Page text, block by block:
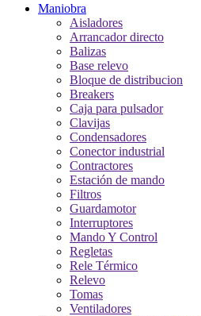
Maniobra
Aisladores
Arrancador directo
Balizas
Base relevo
Bloque de distribucion
Breakers
Caja para pulsador
Clavijas
Condensadores
Conector industrial
Contractores
Estación de mando
Filtros
Guardamotor
Interruptores
Mando Y Control
Regletas
Rele Térmico
Relevo
Tomas
Ventiladores